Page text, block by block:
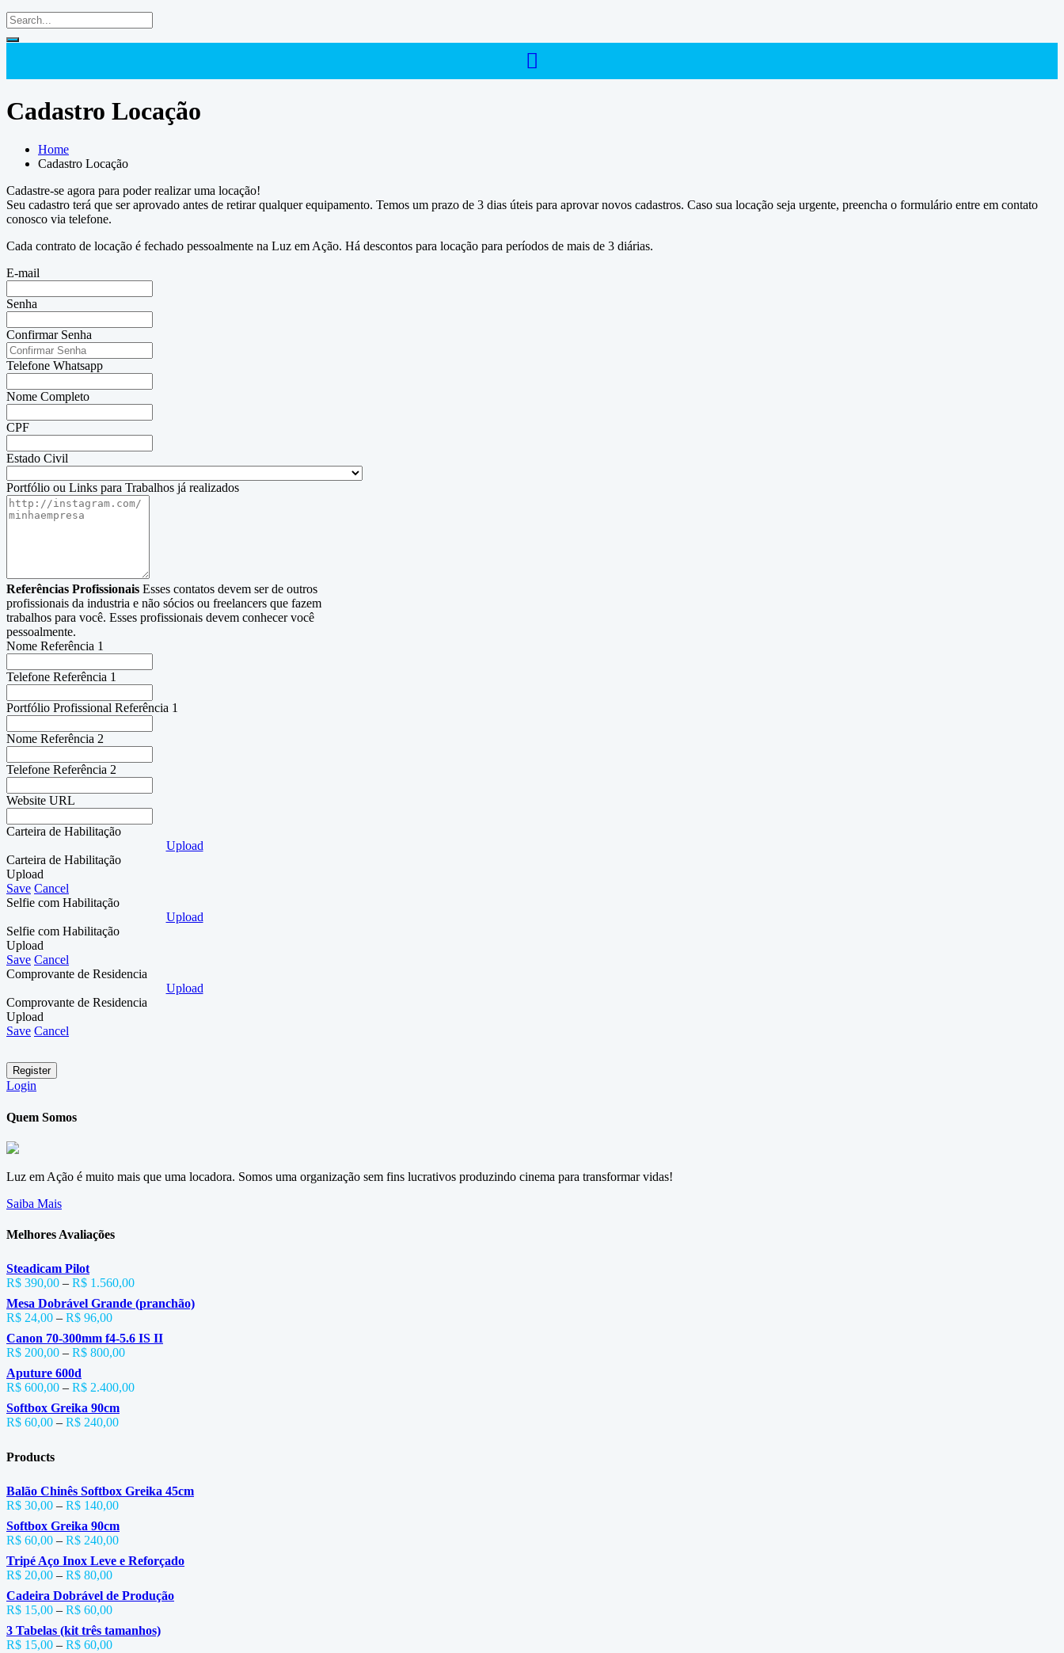
Cadastro Locação
Home
Cadastro Locação
Cadastre-se agora para poder realizar uma locação!
Seu cadastro terá que ser aprovado antes de retirar qualquer equipamento. Temos um prazo de 3 dias úteis para aprovar novos cadastros. Caso sua locação seja urgente, preencha o formulário entre em contato
conosco via telefone.
Cada contrato de locação é fechado pessoalmente na Luz em Ação. Há descontos para locação para períodos de mais de 3 diárias.
E-mail
Senha
Confirmar Senha
Telefone Whatsapp
Nome Completo
CPF
Estado Civil
Portfólio ou Links para Trabalhos já realizados
Referências Profissionais Esses contatos devem ser de outros
profissionais da industria e não sócios ou freelancers que fazem
trabalhos para você. Esses profissionais devem conhecer você
pessoalmente.
Nome Referência 1
Telefone Referência 1
Portfólio Profissional Referência 1
Nome Referência 2
Telefone Referência 2
Website URL
Carteira de Habilitação
Upload
Carteira de Habilitação
Upload
Save Cancel
Selfie com Habilitação
Upload
Selfie com Habilitação
Upload
Save Cancel
Comprovante de Residencia
Upload
Comprovante de Residencia
Upload
Save Cancel
Login
Quem Somos
Luz em Ação é muito mais que uma locadora. Somos uma organização sem fins lucrativos produzindo cinema para transformar vidas!
Saiba Mais
Melhores Avaliações
Steadicam Pilot
R$ 390,00 – R$ 1.560,00
Mesa Dobrável Grande (pranchão)
R$ 24,00 – R$ 96,00
Canon 70-300mm f4-5.6 IS II
R$ 200,00 – R$ 800,00
Aputure 600d
R$ 600,00 – R$ 2.400,00
Softbox Greika 90cm
R$ 60,00 – R$ 240,00
Products
Balão Chinês Softbox Greika 45cm
R$ 30,00 – R$ 140,00
Softbox Greika 90cm
R$ 60,00 – R$ 240,00
Tripé Aço Inox Leve e Reforçado
R$ 20,00 – R$ 80,00
Cadeira Dobrável de Produção
R$ 15,00 – R$ 60,00
3 Tabelas (kit três tamanhos)
R$ 15,00 – R$ 60,00